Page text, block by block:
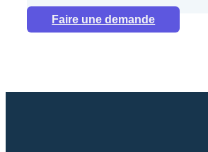
Faire une demande